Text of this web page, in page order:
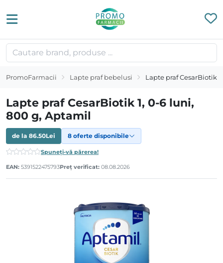
PromoFarmacii Lapte praf bebelusi Lapte praf CesarBiotik
Lapte praf CesarBiotik 1, 0-6 luni,
800 g, Aptamil
de la 86.50Lei 8 oferte disponibile
Spuneți-vă părerea!
EAN: 5391522475793Preț verificat: 08.08.2026